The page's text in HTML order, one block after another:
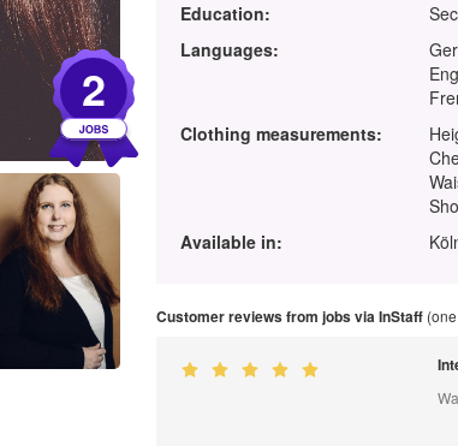
2
Education:
Languages:
Clothing measurements:
Available in:
Customer reviews from jobs via InStaff(one